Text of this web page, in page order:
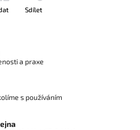
Sdílet
a praxe
s používáním